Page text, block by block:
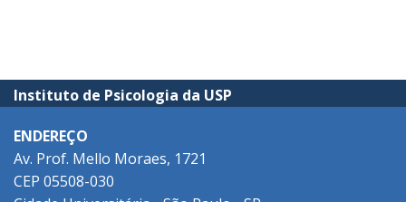
Instituto de Psicologia da USP
ENDEREÇO
Av. Prof. Mello Moraes, 1721
CEP 05508-030